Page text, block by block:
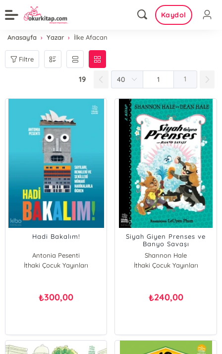
Kaydol
Anasayfa Yazar İlke Afacan
Filtre
19 1
Hadi Bakalım!
Antonia Pesenti
İthaki Çocuk Yayınları
₺300,00
Siyah Giyen Prenses ve
Banyo Savaşı
Shannon Hale
Dean Hale
İthaki Çocuk Yayınları
₺240,00